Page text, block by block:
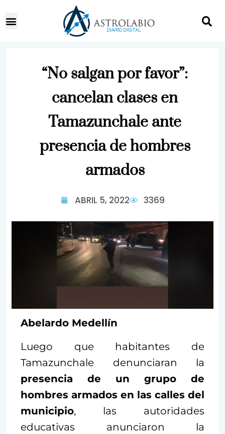
“No salgan por favor”:
cancelan clases en
Tamazunchale ante
presencia de hombres
armados
ABRIL 5, 2022 3369
Abelardo Medellín
Luego que habitantes de
Tamazunchale denunciaran la
presencia de un grupo de
hombres armados en las calles del
municipio, las autoridades
educativas anunciaron la